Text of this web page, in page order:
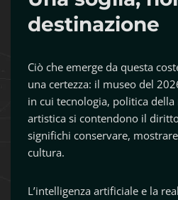
destinazione
Ciò che emerge da questa
una certezza: il museo del
in cui tecnologia, politica
artistica si contendono il
significhi conservare,
cultura.
L’intelligenza artificiale e la